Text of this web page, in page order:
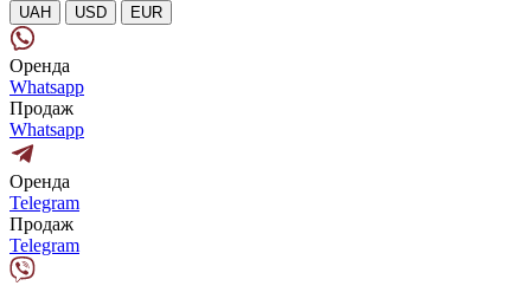
UAH USD EUR
Оренда
Whatsapp
Продаж
Whatsapp
Оренда
Telegram
Продаж
Telegram